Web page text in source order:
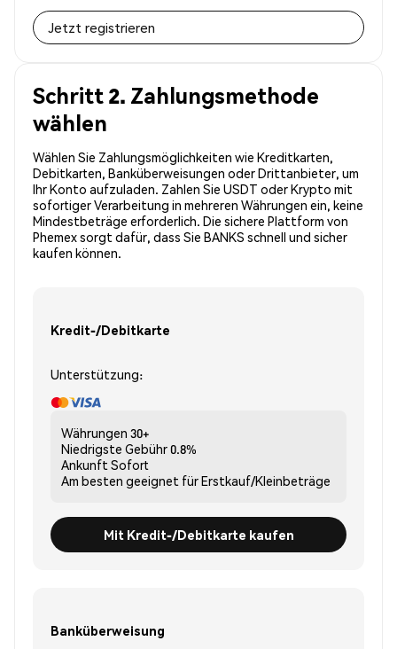
Jetzt registrieren
Schritt 2. Zahlungsmethode
wählen
Wählen Sie Zahlungsmöglichkeiten wie Kreditkarten,
Debitkarten, Banküberweisungen oder Drittanbieter, um
Ihr Konto aufzuladen. Zahlen Sie USDT oder Krypto mit
sofortiger Verarbeitung in mehreren Währungen ein, keine
Mindestbeträge erforderlich. Die sichere Plattform von
Phemex sorgt dafür, dass Sie BANKS schnell und sicher
kaufen können.
Kredit-/Debitkarte
Unterstützung:
Währungen 30+
Niedrigste Gebühr0.8%
Ankunft Sofort
Am besten geeignet fürErstkauf/Kleinbeträge
Mit Kredit-/Debitkarte kaufen
Banküberweisung